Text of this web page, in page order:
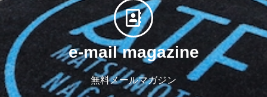
e-mail magazine
無料メールマガジン